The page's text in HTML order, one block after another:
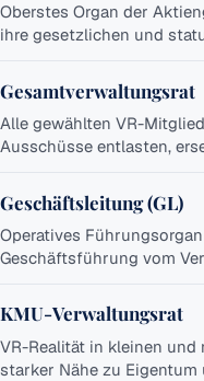
Oberstes Organ der
ihre gesetzlichen und
Gesamtverwaltungsrat
Alle gewählten VR-
Ausschüsse entlasten,
Geschäftsleitung (GL)
Operatives
Geschäftsführung vom
KMU-Verwaltungsrat
VR-Realität in kleinen und
starker Nähe zu